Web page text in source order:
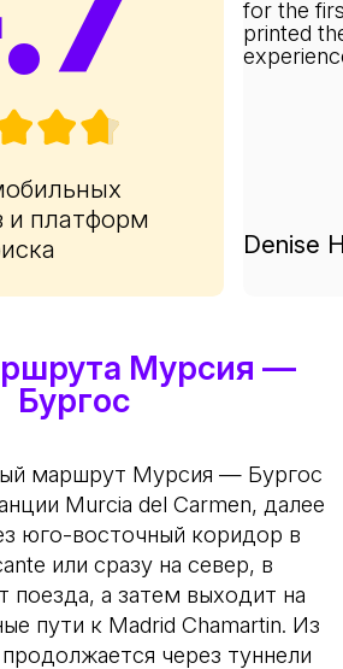
и платформ
for the
printed
Denise
Мурсия —
Бургос
маршрут Мурсия — Бургос
Murcia del Carmen, далее
юго-восточный коридор в
или сразу на север, в
поезда, а затем выходит на
пути к Madrid Chamartin. Из
через туннели